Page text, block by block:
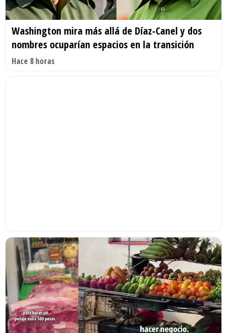
Washington mira más allá de Díaz-Canel y dos
nombres ocuparían espacios en la transición
Hace 8 horas